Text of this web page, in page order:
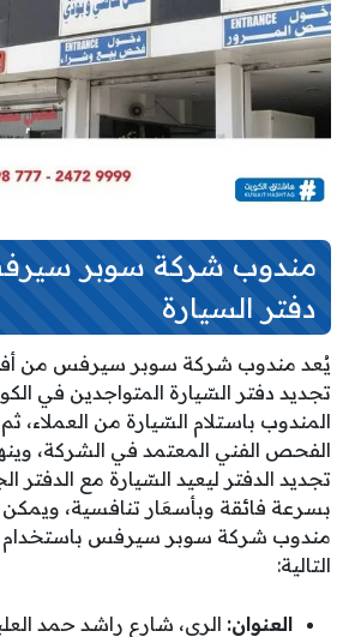
مندوب شركة سوبر
دفتر السيارة
يُعد مندوب شركة سوبر سيرفس من
تجديد دفتر السّيارة المتواجدين في
المندوب باستلام السّيارة من العملاء،
الفحص الفني المعتمد في الشركة،
تجديد الدفتر ليعيد السّيارة مع الدفتر
بسرعة فائقة وبأسعَار تنافسية،
مندوب شركة سوبر سيرفس باستخدام
التالية:
العنوان: الري، شارع راشد حمد